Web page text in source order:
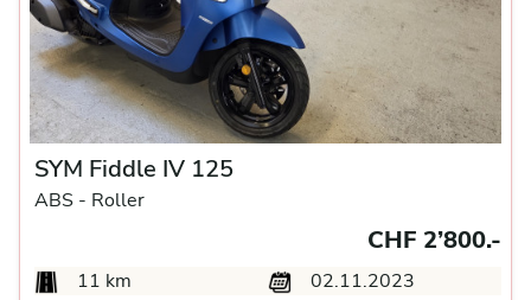
SYM Fiddle IV 125
ABS - Roller
CHF 2’800.-
11 km
02.11.2023